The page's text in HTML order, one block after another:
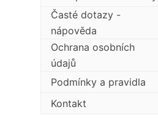
Časté dotazy -
nápověda
Ochrana osobních
údajů
Podmínky a pravidla
Kontakt